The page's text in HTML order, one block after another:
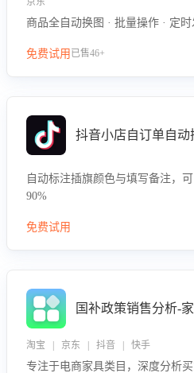
商品全自动换图 · 批量操作 · 定
免费试用 已售46+
抖音小店自订单自动
自动标注插旗颜色与填写备注，
90%
免费试用
国补政策销售分析-
淘宝 | 京东 | 抖音 | 快手
专注于电商家具类目，深度分析